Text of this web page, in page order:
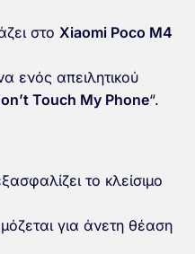
στο Xiaomi Poco M4
ενός απειλητικού
Touch My Phone“.
το κλείσιμο
για άνετη θέαση